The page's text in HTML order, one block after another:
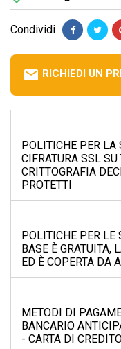
Condividi
email RICHIEDI UN
POLITICHE PER
CIFRATURA SSL
CRITTOGRAFIA
PROTETTI
POLITICHE PER
BASE È GRATUITA,
ED È COPERTA DA
METODI DI
BANCARIO
- CARTA DI